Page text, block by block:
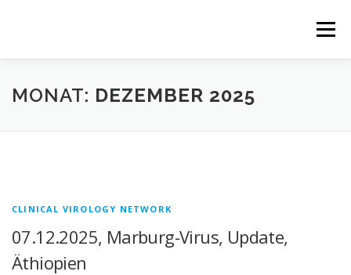
Menü
HOME RESPIRATORISCH
PARTNERPROJEKTE
MONAT: DEZEMBER 2025
CLINICAL VIROLOGY NETWORK
07.12.2025, Marburg-Virus, Update,
Äthiopien